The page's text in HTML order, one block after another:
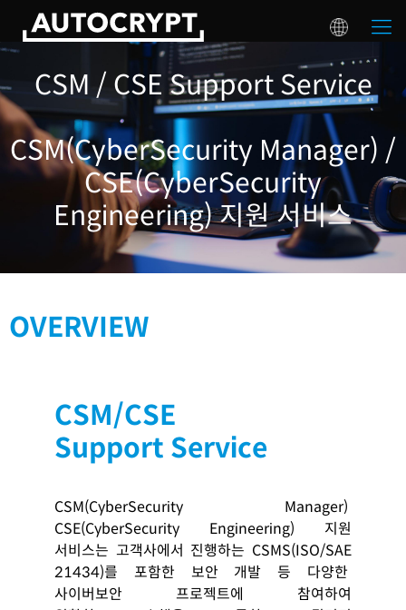
CSM / CSE Support Service
CSM(CyberSecurity Manager) /
CSE(CyberSecurity
Engineering) 지원 서비스
OVERVIEW
CSM/CSE
Support Service
CSM(CyberSecurity Manager)
CSE(CyberSecurity Engineering) 지원
서비스는 고객사에서 진행하는 CSMS(ISO/SAE
21434)를 포함한 보안 개발 등 다양한
사이버보안 프로젝트에 참여하여